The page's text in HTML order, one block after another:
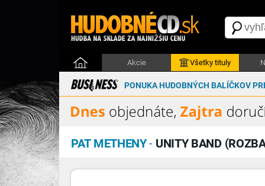
Akcie Všetky tituly
PONUKA HUDOBNÝCH BALÍČKOV
PAT METHENY- UNITY BAND